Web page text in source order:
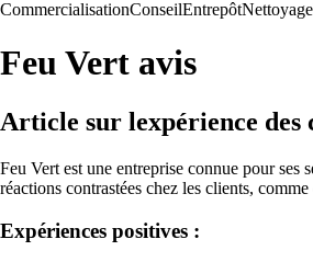
CommercialisationConseilEntrepôtNettoyage
Feu Vert avis
Article sur lexpérience des
Feu Vert est une entreprise connue pour ses
réactions contrastées chez les clients,
Expériences positives :